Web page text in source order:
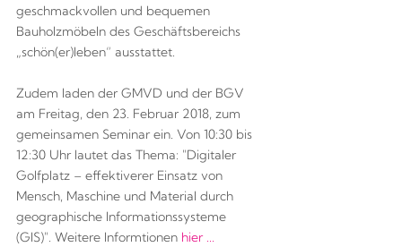
geschmackvollen und bequemen
Bauholzmöbeln des Geschäftsbereichs
„schön(er)leben“ ausstattet.
Zudem laden der GMVD und der BGV
am Freitag, den 23. Februar 2018, zum
gemeinsamen Seminar ein. Von 10:30 bis
12:30 Uhr lautet das Thema: "Digitaler
Golfplatz – effektiverer Einsatz von
Mensch, Maschine und Material durch
geographische Informationssysteme
(GIS)". Weitere Informtionen hier ...